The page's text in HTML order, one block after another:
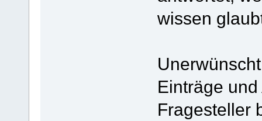
wissen
Unerwünscht
Einträge
Fragesteller